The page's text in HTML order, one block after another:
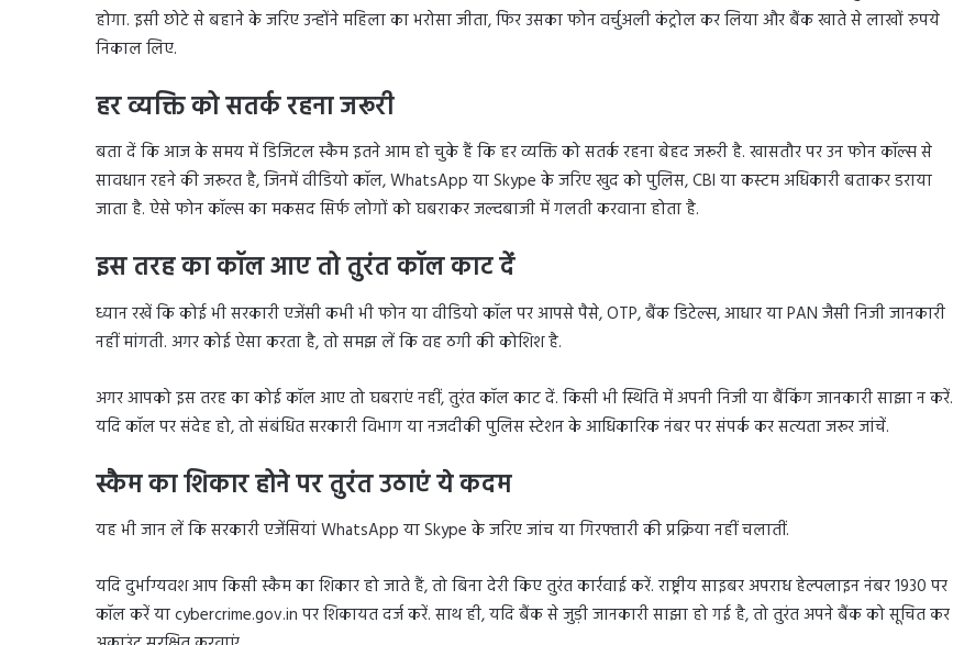
होगा. इसी छोटे से बहाने के जरिए उन्होंने महिला का भरोसा जीता, फिर उसका फोन वर्चुअली कंट्रोल कर लिया और बैंक खाते से लाखों रुपये
निकाल लिए.
हर व्यक्ति को सतर्क रहना जरूरी
बता दें कि आज के समय में डिजिटल स्कैम इतने आम हो चुके हैं कि हर व्यक्ति को सतर्क रहना बेहद जरूरी है. खासतौर पर उन फोन कॉल्स से
सावधान रहने की जरूरत है, जिनमें वीडियो कॉल, WhatsApp या Skype के जरिए खुद को पुलिस, CBI या कस्टम अधिकारी बताकर डराया
जाता है. ऐसे फोन कॉल्स का मकसद सिर्फ लोगों को घबराकर जल्दबाजी में गलती करवाना होता है.
इस तरह का कॉल आए तो तुरंत कॉल काट दें
ध्यान रखें कि कोई भी सरकारी एजेंसी कभी भी फोन या वीडियो कॉल पर आपसे पैसे, OTP, बैंक डिटेल्स, आधार या PAN जैसी निजी जानकारी
नहीं मांगती. अगर कोई ऐसा करता है, तो समझ लें कि वह ठगी की कोशिश है.
अगर आपको इस तरह का कोई कॉल आए तो घबराएं नहीं, तुरंत कॉल काट दें. किसी भी स्थिति में अपनी निजी या बैंकिंग जानकारी साझा न करें.
यदि कॉल पर संदेह हो, तो संबंधित सरकारी विभाग या नजदीकी पुलिस स्टेशन के आधिकारिक नंबर पर संपर्क कर सत्यता जरूर जांचें.
स्कैम का शिकार होने पर तुरंत उठाएं ये कदम
यह भी जान लें कि सरकारी एजेंसियां WhatsApp या Skype के जरिए जांच या गिरफ्तारी की प्रक्रिया नहीं चलातीं.
यदि दुर्भाग्यवश आप किसी स्कैम का शिकार हो जाते हैं, तो बिना देरी किए तुरंत कार्रवाई करें. राष्ट्रीय साइबर अपराध हेल्पलाइन नंबर 1930 पर
कॉल करें या cybercrime.gov.in पर शिकायत दर्ज करें. साथ ही, यदि बैंक से जुड़ी जानकारी साझा हो गई है, तो तुरंत अपने बैंक को सूचित कर